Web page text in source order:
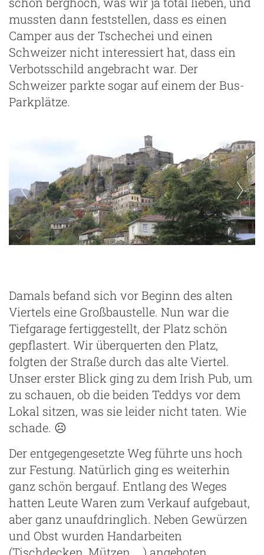
mussten dann feststellen, dass es einen
Camper aus der Tschechei und einen
Schweizer nicht interessiert hat, dass ein
Verbotsschild angebracht war. Der
Schweizer parkte sogar auf einem der Bus-
Parkplätze.
Damals befand sich vor Beginn des alten
Viertels eine Großbaustelle. Nun war die
Tiefgarage fertiggestellt, der Platz schön
gepflastert. Wir überquerten den Platz,
folgten der Straße durch das alte Viertel.
Unser erster Blick ging zu dem Irish Pub, um
zu schauen, ob die beiden Teddys vor dem
Lokal sitzen, was sie leider nicht taten. Wie
schade. ☹
Der entgegengesetzte Weg führte uns hoch
zur Festung. Natürlich ging es weiterhin
ganz schön bergauf. Entlang des Weges
hatten Leute Waren zum Verkauf aufgebaut,
aber ganz unaufdringlich. Neben Gewürzen
und Obst wurden Handarbeiten
(Tischdecken, Mützen, …) angeboten.